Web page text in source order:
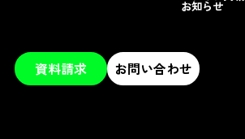
お知らせ
資料請求 お問い合わせ